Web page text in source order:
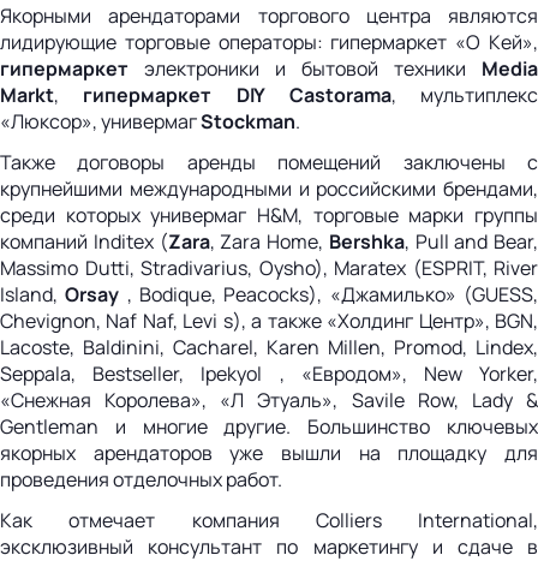
Якорными арендаторами торгового центра являются
лидирующие торговые операторы: гипермаркет «O Кей»,
гипермаркет электроники и бытовой техники Media
Markt, гипермаркет DIY Castorama, мультиплекс
«Люксор», универмагStockman.
Также договоры аренды помещений заключены с
крупнейшими международными и российскими брендами,
среди которых универмаг H&M, торговые марки группы
компаний Inditex (Zara, Zara Home, Bershka, Pull and Bear,
Massimo Dutti, Stradivarius, Oysho), Maratex (ESPRIT, River
Island,Orsay , Bodique, Peacocks), «Джамилько» (GUESS,
Chevignon, Naf Naf, Levi s), а также «Холдинг Центр», BGN,
Lacoste, Baldinini, Cacharel, Karen Millen, Promod, Lindex,
Seppala, Bestseller, Ipekyol , «Евродом», New Yorker,
«Снежная Королева», «Л Этуаль», Savile Row, Lady &
Gentleman и многие другие. Большинство ключевых
якорных арендаторов уже вышли на площадку для
проведения отделочных работ.
Как отмечает компания Colliers International,
эксклюзивный консультант по маркетингу и сдаче в